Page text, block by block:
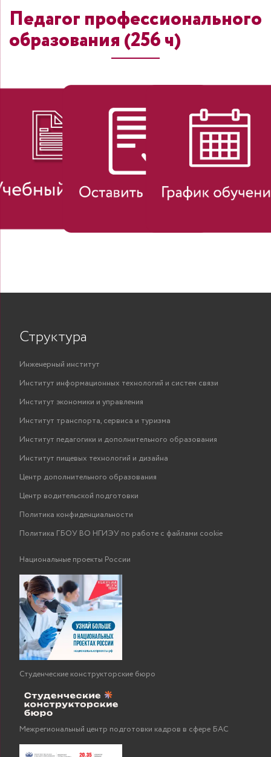
Педагог профессионального
образования (256 ч)
Структура
Инженерный институт
Институт информационных технологий и систем связи
Институт экономики и управления
Институт транспорта, сервиса и туризма
Институт педагогики и дополнительного образования
Институт пищевых технологий и дизайна
Центр дополнительного образования
Центр водительской подготовки
Политика конфиденциальности
Политика ГБОУ ВО НГИЭУ по работе с файлами cookie
Национальные проекты России
Студенческие конструкторские бюро
Межрегиональный центр подготовки кадров в сфере БАС